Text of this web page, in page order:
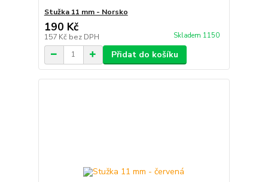
Stužka 11 mm - Norsko
190 Kč
157 Kč bez DPH Skladem 1150
Přidat do košíku